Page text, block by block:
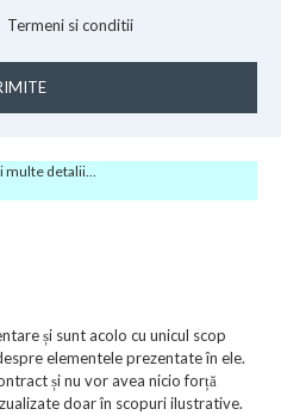
Termeni si conditii
multe detalii...
și sunt acolo cu unicul scop
elementele prezentate în ele.
și nu vor avea nicio forță
doar în scopuri ilustrative.